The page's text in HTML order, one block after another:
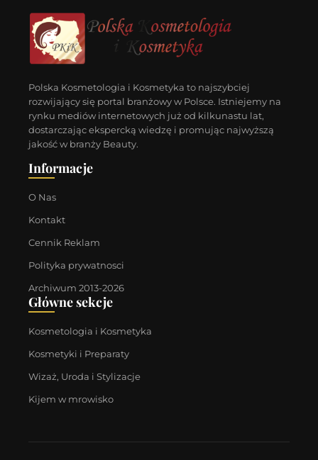
Polska Kosmetologia i Kosmetyka to najszybciej
rozwijający się portal branżowy w Polsce. Istniejemy na
rynku mediów internetowych już od kilkunastu lat,
dostarczając ekspercką wiedzę i promując najwyższą
jakość w branży Beauty.
Informacje
O Nas
Kontakt
Cennik Reklam
Polityka prywatnosci
Archiwum 2013-2026
Główne sekcje
Kosmetologia i Kosmetyka
Kosmetyki i Preparaty
Wizaż, Uroda i Stylizacje
Kijem w mrowisko